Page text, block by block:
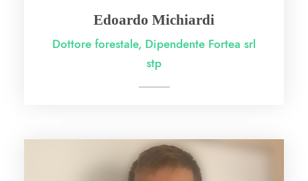
Edoardo Michiardi
Dottore forestale, Dipendente Fortea srl
stp